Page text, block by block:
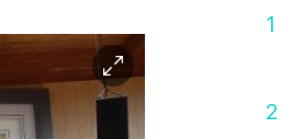
이
미
지
1
2